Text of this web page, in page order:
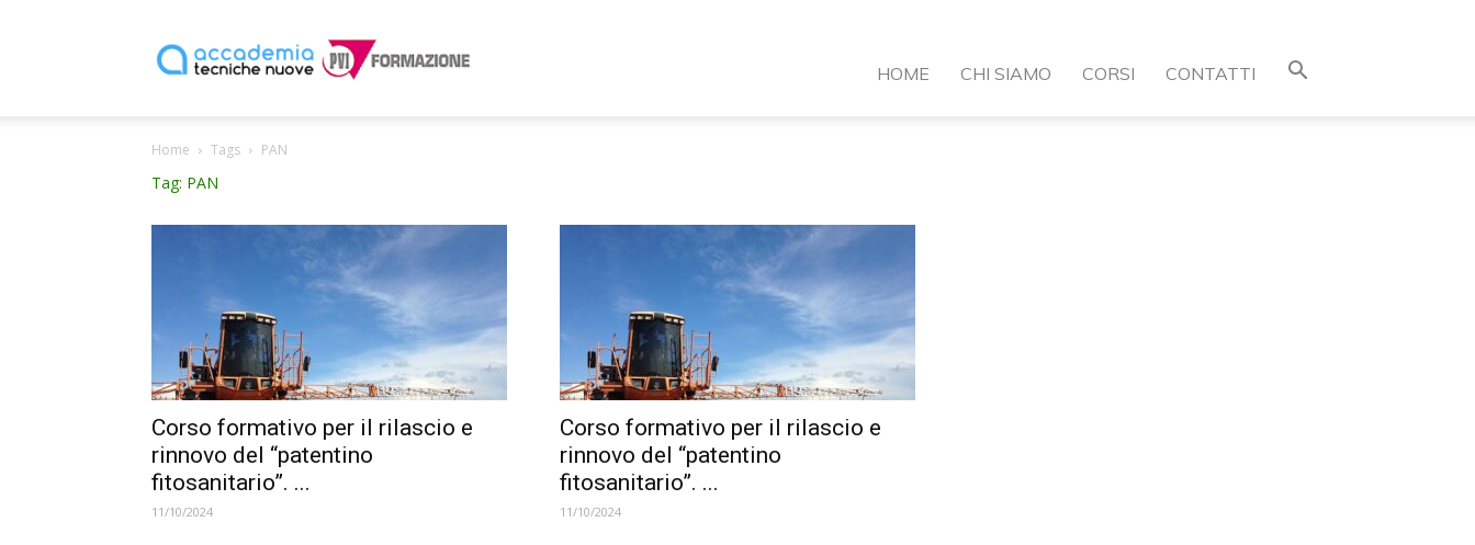
HOME CHI SIAMO CORSI CONTATTI
Home Tags PAN
Tag: PAN
Corso formativo per il rilascio e
rinnovo del “patentino
fitosanitario”. ...
11/10/2024
Corso formativo per il rilascio e
rinnovo del “patentino
fitosanitario”. ...
11/10/2024